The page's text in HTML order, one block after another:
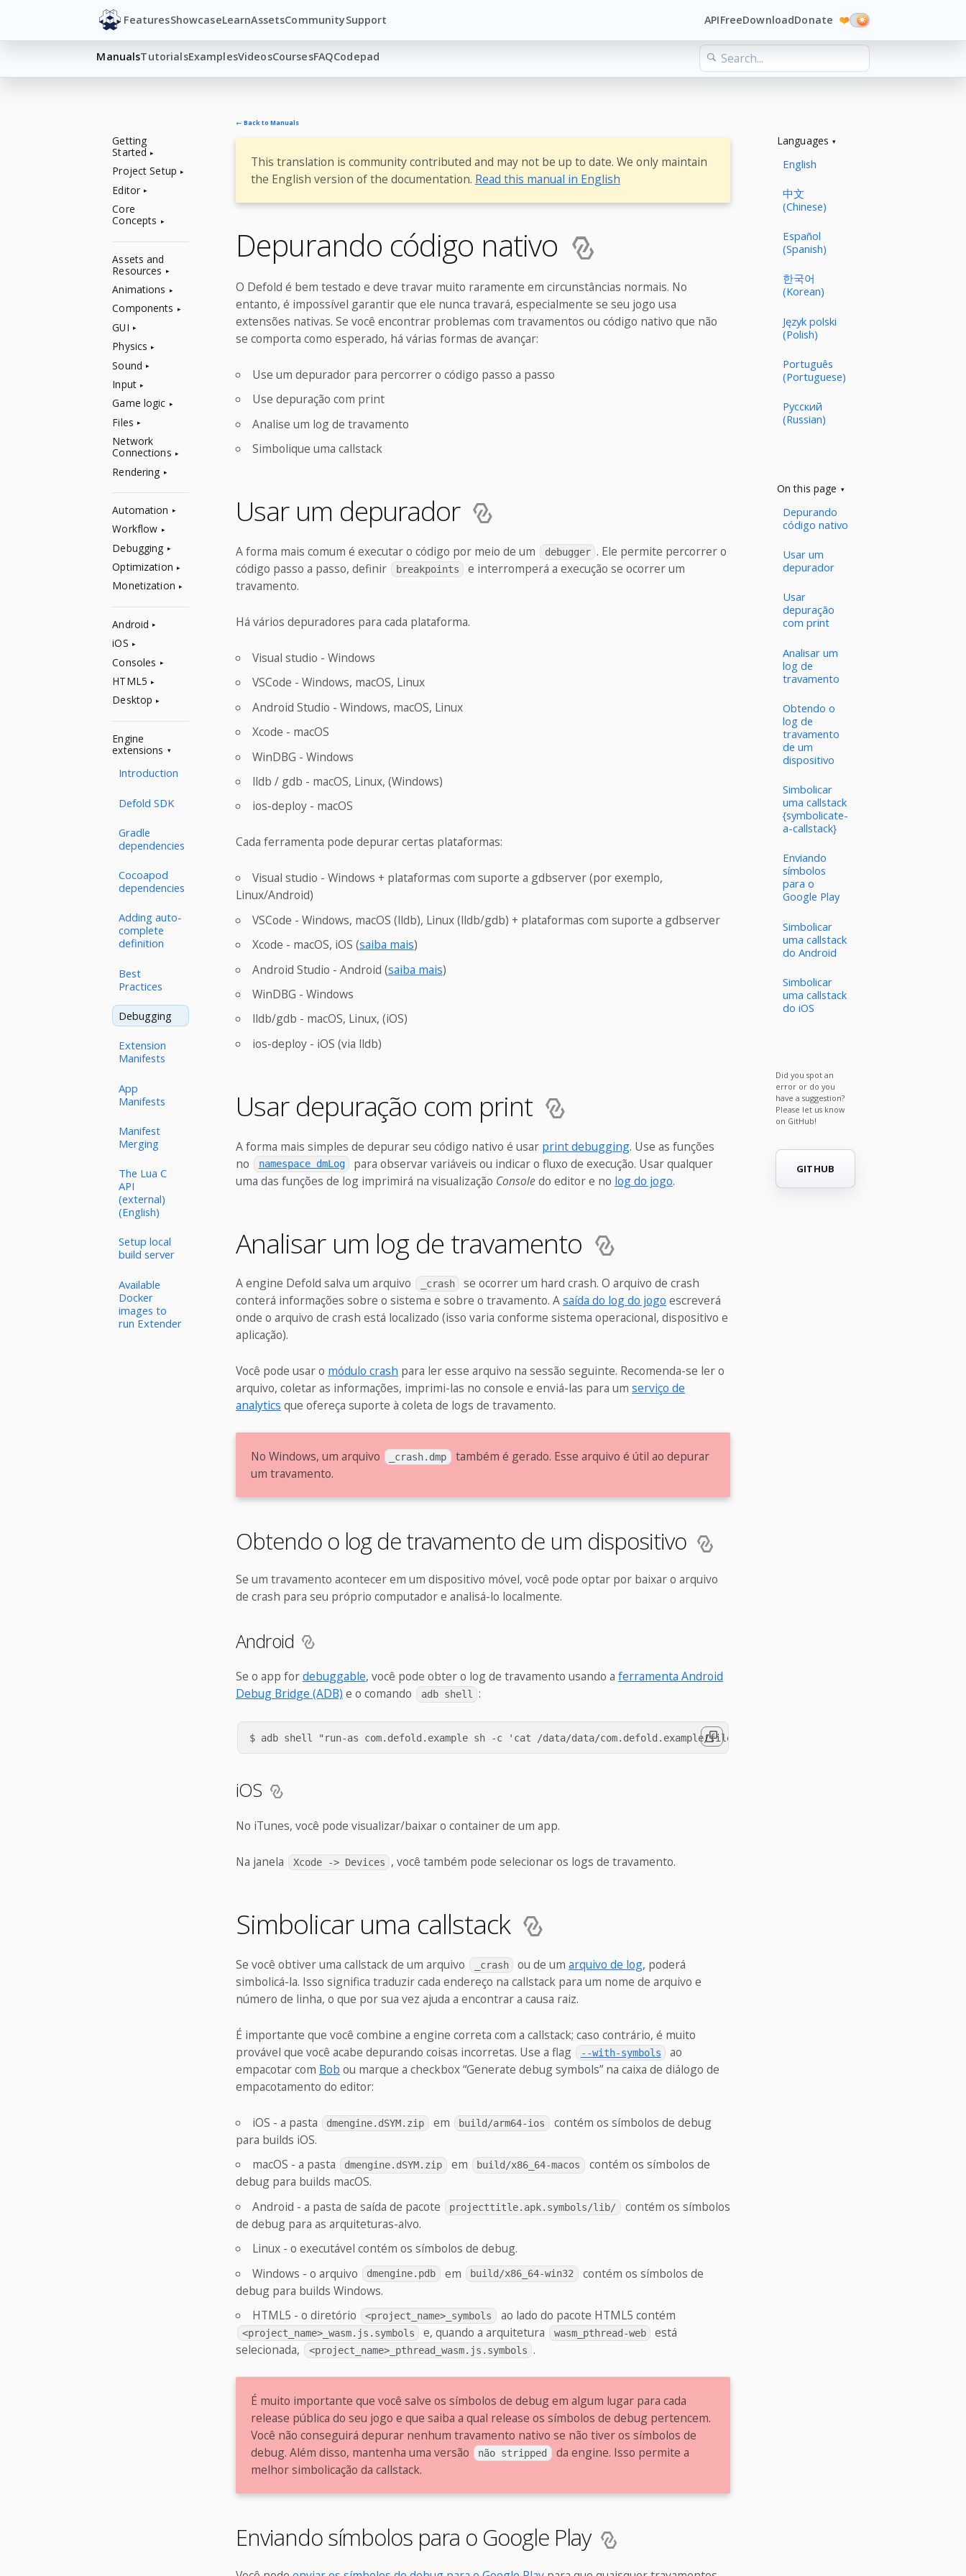
FeaturesShowcaseLearnAssetsCommunitySupport APIFreeDownloadDonate ❤️
ManualsTutorialsExamplesVideosCoursesFAQCodepad
Getting
Started
Project Setup
Editor
Core
Concepts
Assets and
Resources
Animations
Components
GUI
Physics
Sound
Input
Game logic
Files
Network
Connections
Rendering
Automation
Workflow
Debugging
Optimization
Monetization
Android
iOS
Consoles
HTML5
Desktop
Engine
extensions
Introduction
Defold SDK
Gradle
dependencies
Cocoapod
dependencies
Adding auto-
complete
definition
Best
Practices
Debugging
Extension
Manifests
App
Manifests
Manifest
Merging
The Lua C
API
(external)
(English)
Setup local
build server
Available
Docker
images to
run Extender
← Back to Manuals
This translation is community contributed and may not be up to date. We only maintain
the English version of the documentation. Read this manual in English
Depurando código nativo
O Defold é bem testado e deve travar muito raramente em circunstâncias normais. No
entanto, é impossível garantir que ele nunca travará, especialmente se seu jogo usa
extensões nativas. Se você encontrar problemas com travamentos ou código nativo que não
se comporta como esperado, há várias formas de avançar:
Use um depurador para percorrer o código passo a passo
Use depuração com print
Analise um log de travamento
Simbolique uma callstack
Usar um depurador
A forma mais comum é executar o código por meio de um debugger . Ele permite percorrer o
código passo a passo, definir
breakpoints
e interromperá a execução se ocorrer um
travamento.
Há vários depuradores para cada plataforma.
Visual studio - Windows
VSCode - Windows, macOS, Linux
Android Studio - Windows, macOS, Linux
Xcode - macOS
WinDBG - Windows
lldb / gdb - macOS, Linux, (Windows)
ios-deploy - macOS
Cada ferramenta pode depurar certas plataformas:
Visual studio - Windows + plataformas com suporte a gdbserver (por exemplo,
Linux/Android)
VSCode - Windows, macOS (lldb), Linux (lldb/gdb) + plataformas com suporte a gdbserver
Xcode - macOS, iOS (saiba mais)
Android Studio - Android (saiba mais)
WinDBG - Windows
lldb/gdb - macOS, Linux, (iOS)
ios-deploy - iOS (via lldb)
Usar depuração com print
A forma mais simples de depurar seu código nativo é usar print debugging. Use as funções
no
namespace dmLog
para observar variáveis ou indicar o fluxo de execução. Usar qualquer
uma das funções de log imprimirá na visualização Consoledo editor e no log do jogo.
Analisar um log de travamento
A engine Defold salva um arquivo _crash
se ocorrer um hard crash. O arquivo de crash
conterá informações sobre o sistema e sobre o travamento. Asaída do log do jogo escreverá
onde o arquivo de crash está localizado (isso varia conforme sistema operacional, dispositivo e
aplicação).
Você pode usar o módulo crash para ler esse arquivo na sessão seguinte. Recomenda-se ler o
arquivo, coletar as informações, imprimi-las no console e enviá-las para um serviço de
analytics que ofereça suporte à coleta de logs de travamento.
No Windows, um arquivo _crash.dmp
também é gerado. Esse arquivo é útil ao depurar
um travamento.
Obtendo o log de travamento de um dispositivo
Se um travamento acontecer em um dispositivo móvel, você pode optar por baixar o arquivo
de crash para seu próprio computador e analisá-lo localmente.
Android
Se o app fordebuggable, você pode obter o log de travamento usando a ferramenta Android
Debug Bridge (ADB) e o comando adb shell :
iOS
No iTunes, você pode visualizar/baixar o container de um app.
Na janela Xcode -> Devices , você também pode selecionar os logs de travamento.
Simbolicar uma callstack
Se você obtiver uma callstack de um arquivo _crash ou de umarquivo de log, poderá
simbolicá-la. Isso significa traduzir cada endereço na callstack para um nome de arquivo e
número de linha, o que por sua vez ajuda a encontrar a causa raiz.
É importante que você combine a engine correta com a callstack; caso contrário, é muito
provável que você acabe depurando coisas incorretas. Use a flag
--with-symbols
ao
empacotar com Bob ou marque a checkbox “Generate debug symbols” na caixa de diálogo de
empacotamento do editor:
iOS - a pasta dmengine.dSYM.zip em build/arm64-ios
contém os símbolos de debug
para builds iOS.
macOS - a pasta
dmengine.dSYM.zip em build/x86_64-macos
contém os símbolos de
debug para builds macOS.
Android - a pasta de saída de pacote
projecttitle.apk.symbols/lib/
contém os símbolos
de debug para as arquiteturas-alvo.
Linux - o executável contém os símbolos de debug.
Windows - o arquivo
dmengine.pdb em build/x86_64-win32
contém os símbolos de
debug para builds Windows.
HTML5 - o diretório
<project_name>_symbols ao lado do pacote HTML5 contém
<project_name>_wasm.js.symbols e, quando a arquitetura wasm_pthread-web
está
selecionada,
<project_name>_pthread_wasm.js.symbols .
É muito importante que você salve os símbolos de debug em algum lugar para cada
release pública do seu jogo e que saiba a qual release os símbolos de debug pertencem.
Você não conseguirá depurar nenhum travamento nativo se não tiver os símbolos de
debug. Além disso, mantenha uma versão
não stripped
da engine. Isso permite a
melhor simbolicação da callstack.
Enviando símbolos para o Google Play
Languages
English
中文
(Chinese)
Español
(Spanish)
한국어
(Korean)
Język polski
(Polish)
Português
(Portuguese)
Русский
(Russian)
On this page
Depurando
código nativo
Usar um
depurador
Usar
depuração
com print
Analisar um
log de
travamento
Obtendo o
log de
travamento
de um
dispositivo
Simbolicar
uma callstack
{symbolicate-
a-callstack}
Enviando
símbolos
para o
Google Play
Simbolicar
uma callstack
do Android
Simbolicar
uma callstack
do iOS
Did you spot an
error or do you
have a suggestion?
Please let us know
on GitHub!
GITHUB